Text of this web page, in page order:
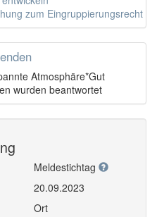
zum Eingruppierungsrecht
Atmosphäre*Gut
wurden beantwortet
Meldestichtag
20.09.2023
Ort